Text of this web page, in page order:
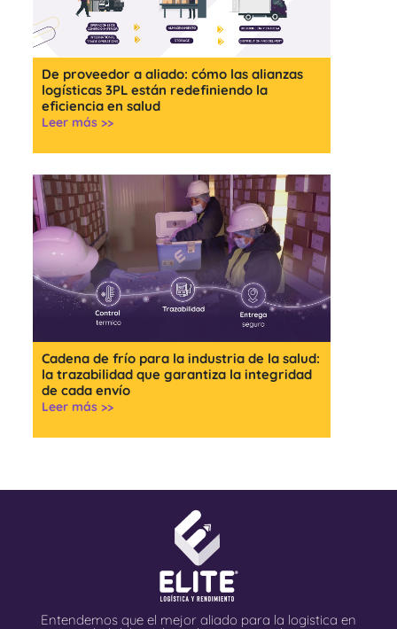
De proveedor a aliado: cómo las alianzas
logísticas 3PL están redefiniendo la
eficiencia en salud
Leer más >>
Cadena de frío para la industria de la salud:
la trazabilidad que garantiza la integridad
de cada envío
Leer más >>
Entendemos que el mejor aliado para la logistica en